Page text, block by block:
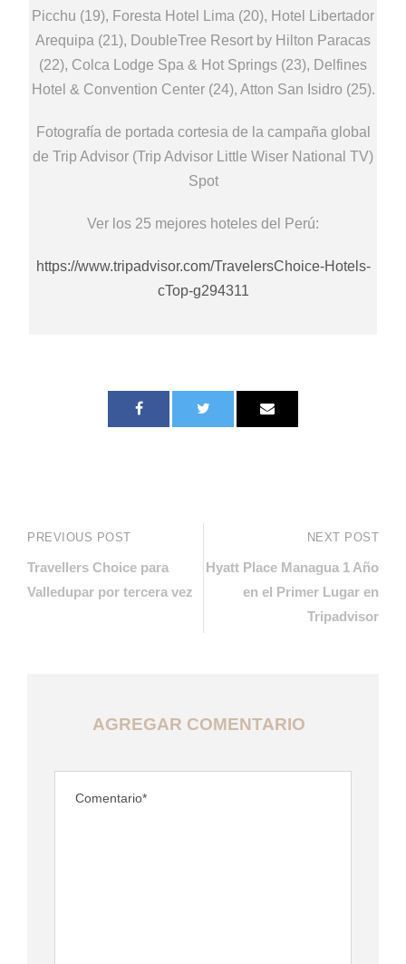
Picchu (19), Foresta Hotel Lima (20), Hotel Libertador
Arequipa (21), DoubleTree Resort by Hilton Paracas
(22), Colca Lodge Spa & Hot Springs (23), Delfines
Hotel & Convention Center (24), Atton San Isidro (25).
Fotografía de portada cortesia de la campaña global
de Trip Advisor (Trip Advisor Little Wiser National TV)
Spot
Ver los 25 mejores hoteles del Perú:
https://www.tripadvisor.com/TravelersChoice-Hotels-
cTop-g294311
PREVIOUS POST
Travellers Choice para
Valledupar por tercera vez
NEXT POST
Hyatt Place Managua 1 Año
en el Primer Lugar en
Tripadvisor
AGREGAR COMENTARIO